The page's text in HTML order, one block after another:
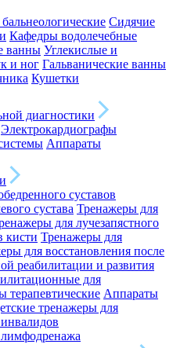
Сидячие
Кафедры водолечебные
ванны Углекислые и
и ног Гальванические ванны
Кушетки
диагностики
Электрокардиографы
Аппараты
суставов
сустава Тренажеры для
для лучезапястного
кисти Тренажеры для
для восстановления после
реабилитации и развития
для
терапевтические Аппараты
тренажеры для